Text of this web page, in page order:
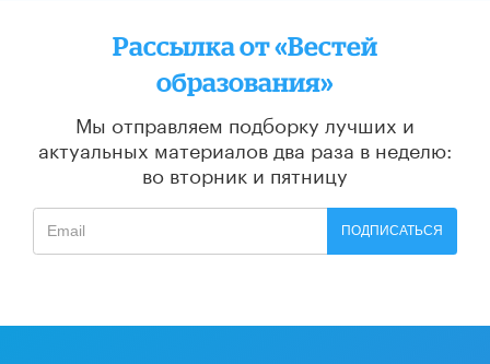
Рассылка от «Вестей
образования»
Мы отправляем подборку лучших и
актуальных материалов два раза в неделю:
во вторник и пятницу
ПОДПИСАТЬСЯ